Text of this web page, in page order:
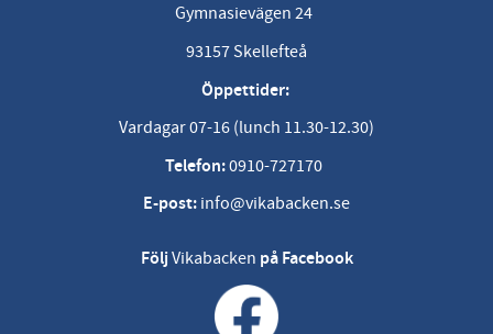
Gymnasievägen 24
93157 Skellefteå
Öppettider:
Vardagar 07-16 (lunch 11.30-12.30)
Telefon:0910-727170
E-post: info@vikabacken.se
FöljVikabacken på Facebook